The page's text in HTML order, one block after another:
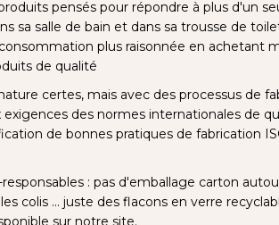
pensés pour répondre à plus d'un
sa salle de bain et dans sa trousse de
plus raisonnée en achetant
de qualité
certes, mais avec des processus de
exigences des normes internationales de
de bonnes pratiques de fabrication
: pas d'emballage carton
colis ... juste des flacons en verre
sur notre site.